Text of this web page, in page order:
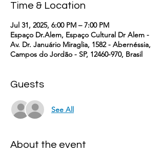
Time & Location
Jul 31, 2025, 6:00 PM – 7:00 PM
Espaço Dr.Alem, Espaço Cultural Dr Alem -
Av. Dr. Januário Miraglia, 1582 - Abernéssia,
Campos do Jordão - SP, 12460-970, Brasil
Guests
See All
About the event